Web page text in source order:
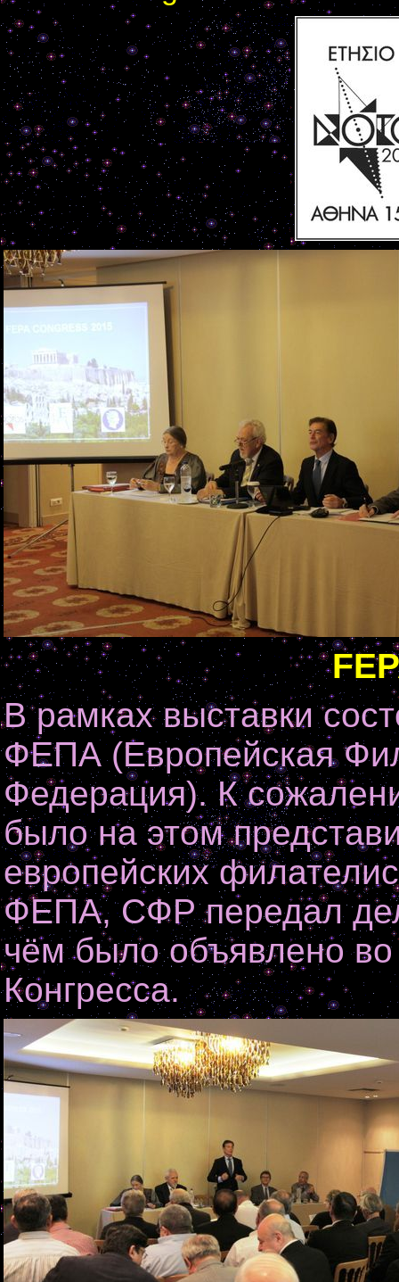
В рамках выставки
ФЕПА (Европейская
Федерация). К
было на этом
европейских
ФЕПА, СФР передал
чём было объявлено
Конгресса.